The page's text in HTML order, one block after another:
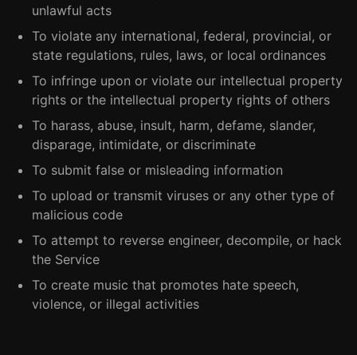
unlawful acts
To violate any international, federal, provincial, or
state regulations, rules, laws, or local ordinances
To infringe upon or violate our intellectual property
rights or the intellectual property rights of others
To harass, abuse, insult, harm, defame, slander,
disparage, intimidate, or discriminate
To submit false or misleading information
To upload or transmit viruses or any other type of
malicious code
To attempt to reverse engineer, decompile, or hack
the Service
To create music that promotes hate speech,
violence, or illegal activities